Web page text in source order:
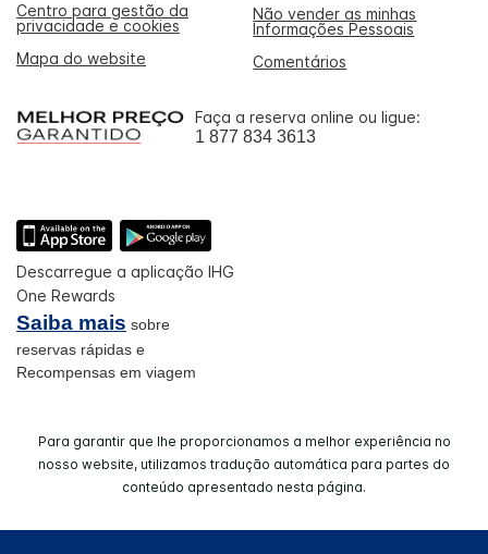
Centro para gestão da
privacidade e cookies
Não vender as minhas
Informações Pessoais
Mapa do website
Comentários
Faça a reserva online ou ligue:
1 877 834 3613
Descarregue a aplicação IHG
One Rewards
Saiba mais sobre
reservas rápidas e
Recompensas em viagem
Para garantir que lhe proporcionamos a melhor experiência no
nosso website, utilizamos tradução automática para partes do
conteúdo apresentado nesta página.